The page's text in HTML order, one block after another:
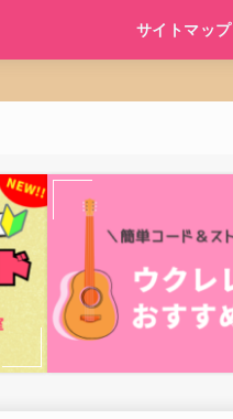
サイトマップ